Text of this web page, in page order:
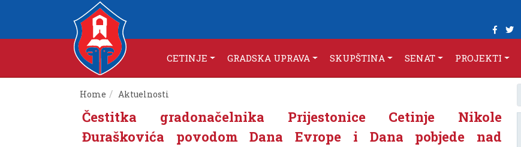
CETINJE GRADSKA UPRAVA SKUPŠTINA SENAT PROJEKTI
Home Aktuelnosti
Čestitka gradonačelnika Prijestonice Cetinje Nikole
Đuraškovića povodom Dana Evrope i Dana pobjede nad